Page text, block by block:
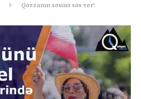
Qəzzanın səsinə səs ver!